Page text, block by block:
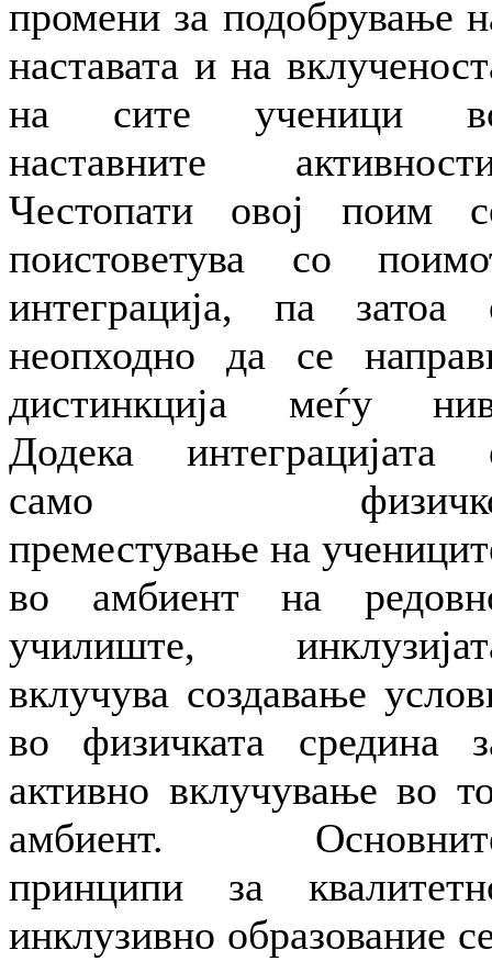
промени за подобрување
наставата и на
на сите ученици
наставните
Честопати овој поим
поистоветува со
интеграција, па затоа
неопходно да се
дистинкција меѓу
Додека интеграцијата
само
преместување на
во амбиент на
училиште,
вклучува создавање
во физичката средина
активно вклучување во
амбиент.
принципи за
инклузивно образование